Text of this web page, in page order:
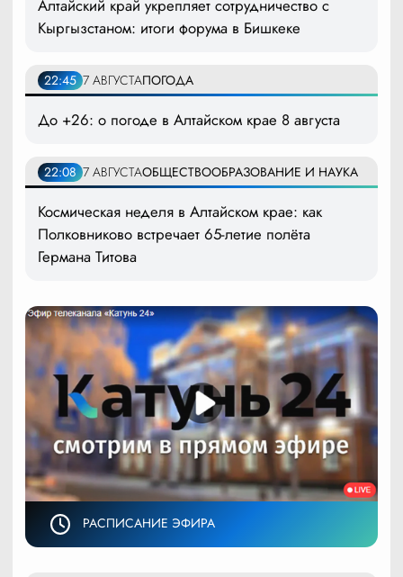
Алтайский край укрепляет сотрудничество с
Кыргызстаном: итоги форума в Бишкеке
22:45 7 АВГУСТАПОГОДА
До +26: о погоде в Алтайском крае 8 августа
22:08 7 АВГУСТАОБЩЕСТВООБРАЗОВАНИЕ И НАУКА
Космическая неделя в Алтайском крае: как
Полковниково встречает 65-летие полёта
Германа Титова
РАСПИСАНИЕ ЭФИРА